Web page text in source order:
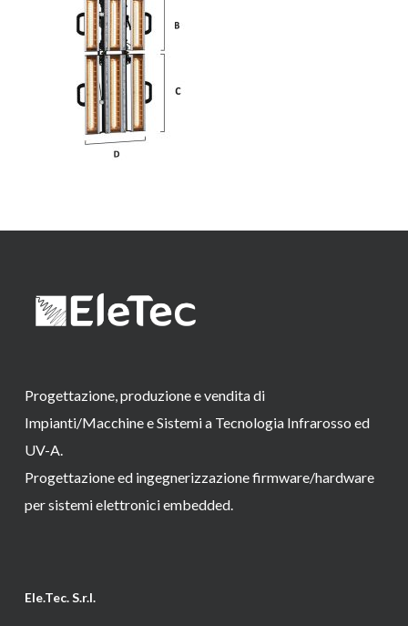
Progettazione, produzione e vendita di
Impianti/Macchine e Sistemi a Tecnologia Infrarosso ed
UV-A.
Progettazione ed ingegnerizzazione firmware/hardware
per sistemi elettronici embedded.
Ele.Tec. S.r.l.